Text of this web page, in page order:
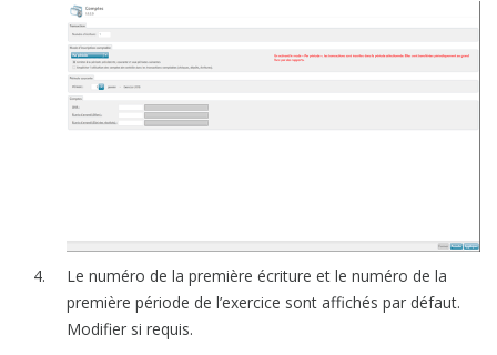
Le numéro de la première écriture et le numéro de la
première période de l’exercice sont affichés par défaut.
Modifier si requis.